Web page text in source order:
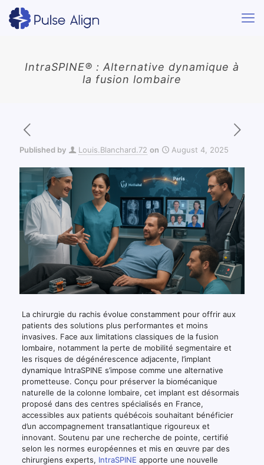
IntraSPINE® : Alternative dynamique à
la fusion lombaire
Published by Louis.Blanchard.72 on August 4, 2025
La chirurgie du rachis évolue constamment pour offrir aux
patients des solutions plus performantes et moins
invasives. Face aux limitations classiques de la fusion
lombaire, notamment la perte de mobilité segmentaire et
les risques de dégénérescence adjacente, l’implant
dynamique IntraSPINE s’impose comme une alternative
prometteuse. Conçu pour préserver la biomécanique
naturelle de la colonne lombaire, cet implant est désormais
proposé dans des centres spécialisés en France,
accessibles aux patients québécois souhaitant bénéficier
d’un accompagnement transatlantique rigoureux et
innovant. Soutenu par une recherche de pointe, certifié
selon les normes européennes et mis en œuvre par des
chirurgiens experts, IntraSPINE apporte une nouvelle